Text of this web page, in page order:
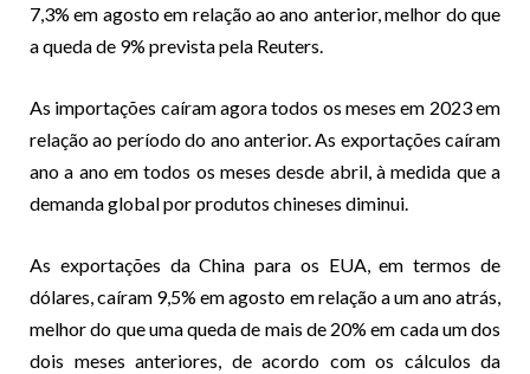
7,3% em agosto em relação ao ano anterior, melhor do que
a queda de 9% prevista pela Reuters.
As importações caíram agora todos os meses em 2023 em
relação ao período do ano anterior. As exportações caíram
ano a ano em todos os meses desde abril, à medida que a
demanda global por produtos chineses diminui.
As exportações da China para os EUA, em termos de
dólares, caíram 9,5% em agosto em relação a um ano atrás,
melhor do que uma queda de mais de 20% em cada um dos
dois meses anteriores, de acordo com os cálculos da